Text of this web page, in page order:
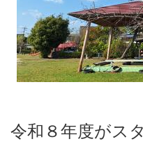
令和８年度がス